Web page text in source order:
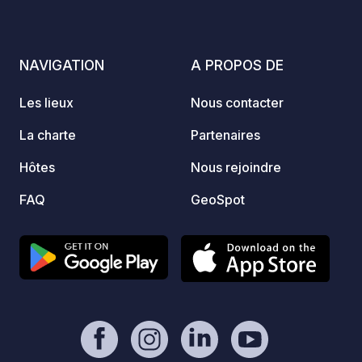
chéri depuis longtemps pour visiter
NAVIGATION
Les lieux
La charte
Hôtes
FAQ
A PROPOS DE
Nous contacter
Partenaires
Nous rejoindre
GeoSpot